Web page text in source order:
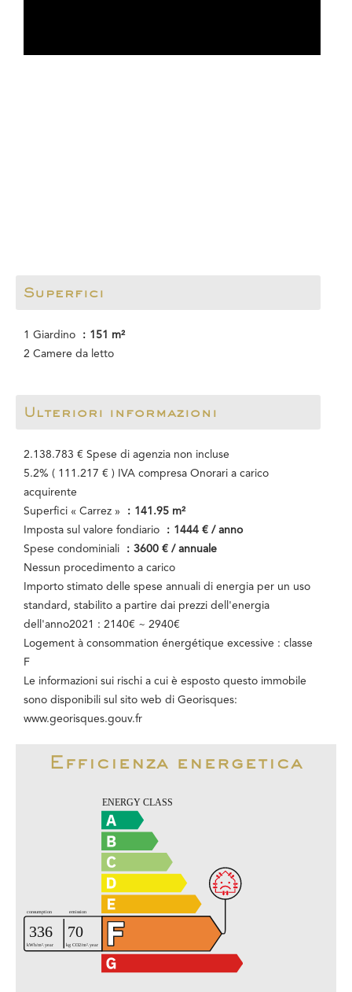
Superfici
1 Giardino
151 m²
2 Camere da letto
Ulteriori informazioni
2.138.783 € Spese di agenzia non incluse
5.2% ( 111.217 € ) IVA compresa Onorari a carico
acquirente
Superfici « Carrez »
141.95 m²
Imposta sul valore fondiario
1444 € / anno
Spese condominiali
3600 € / annuale
Nessun procedimento a carico
Importo stimato delle spese annuali di energia per un uso
standard, stabilito a partire dai prezzi dell'energia
dell'anno2021 : 2140€ ~ 2940€
Logement à consommation énergétique excessive : classe
F
Le informazioni sui rischi a cui è esposto questo immobile
sono disponibili sul sito web di Georisques:
www.georisques.gouv.fr
Efficienza energetica